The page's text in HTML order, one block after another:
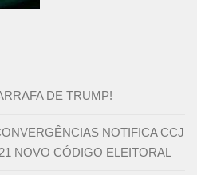
DE TRUMP!
NOTIFICA CCJ
NOVO CÓDIGO ELEITORAL